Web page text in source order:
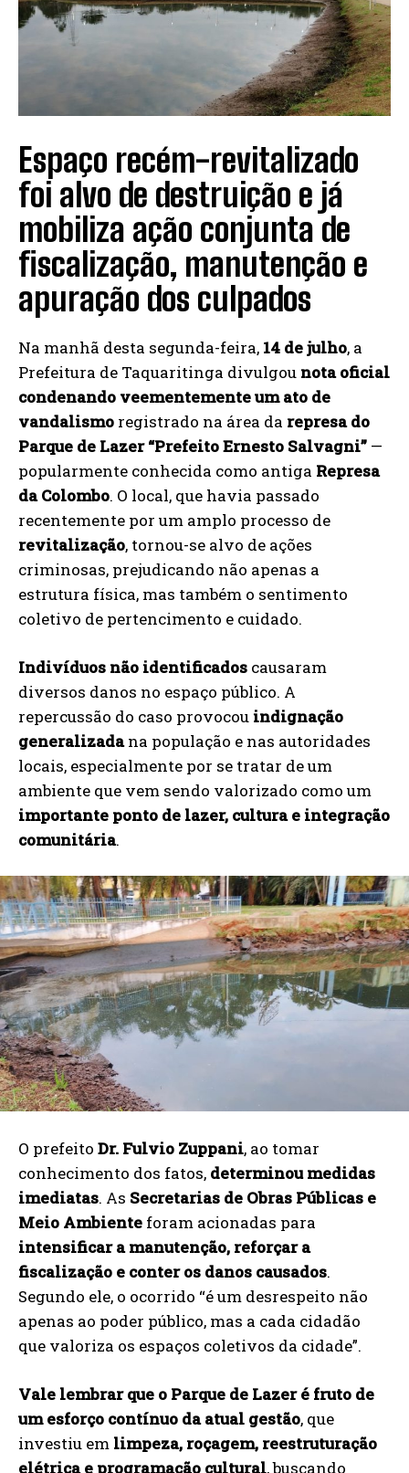
Espaço recém-revitalizado
foi alvo de destruição e já
mobiliza ação conjunta de
fiscalização, manutenção e
apuração dos culpados
Na manhã desta segunda-feira, 14 de julho, a
Prefeitura de Taquaritinga divulgou nota oficial
condenando veementemente um ato de
vandalismo registrado na área da represa do
Parque de Lazer “Prefeito Ernesto Salvagni” —
popularmente conhecida como antiga Represa
da Colombo. O local, que havia passado
recentemente por um amplo processo de
revitalização, tornou-se alvo de ações
criminosas, prejudicando não apenas a
estrutura física, mas também o sentimento
coletivo de pertencimento e cuidado.
Indivíduos não identificados causaram
diversos danos no espaço público. A
repercussão do caso provocou indignação
generalizadana população e nas autoridades
locais, especialmente por se tratar de um
ambiente que vem sendo valorizado como um
importante ponto de lazer, cultura e integração
comunitária.
O prefeito Dr. Fulvio Zuppani, ao tomar
conhecimento dos fatos, determinou medidas
imediatas. As Secretarias de Obras Públicas e
Meio Ambiente foram acionadas para
intensificar a manutenção, reforçar a
fiscalização e conter os danos causados.
Segundo ele, o ocorrido “é um desrespeito não
apenas ao poder público, mas a cada cidadão
que valoriza os espaços coletivos da cidade”.
Vale lembrar que o Parque de Lazer é fruto de
um esforço contínuo da atual gestão, que
investiu em limpeza, roçagem, reestruturação
elétrica e programação cultural, buscando